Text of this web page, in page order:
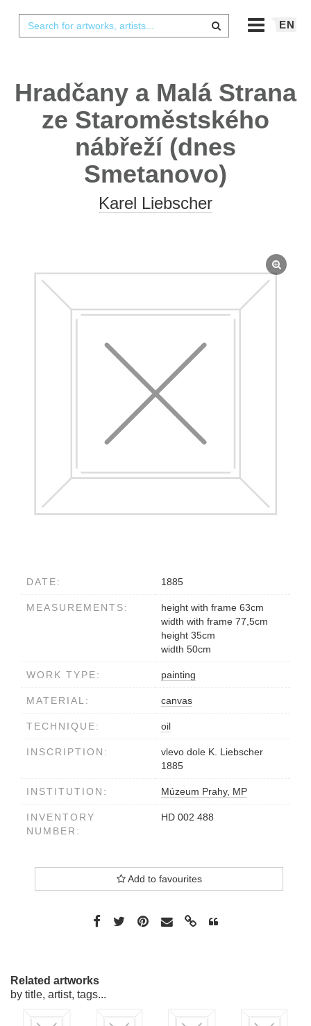
EN
Hradčany a Malá Strana
ze Staroměstského
nábřeží (dnes
Smetanovo)
Karel Liebscher
DATE: 1885
MEASUREMENTS:
height with frame 63cm
width with frame 77,5cm
height 35cm
width 50cm
WORK TYPE: painting
MATERIAL: canvas
TECHNIQUE: oil
INSCRIPTION:
vlevo dole K. Liebscher
1885
INSTITUTION: Múzeum Prahy, MP
INVENTORY
NUMBER:
HD 002 488
Add to favourites
Related artworks
by title, artist, tags...